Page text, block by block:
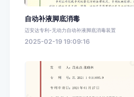
自动补液脚底消毒
迈安达专利-无动力自动补液脚底消毒装置
2025-02-19 19:09:16